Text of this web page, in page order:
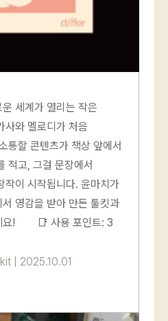
세계가 열리는 작은
사와 멜로디가 처음
통할 콘텐츠가 책상 앞에서
적고, 그걸 문장에서
작이 시작됩니다. 윤마치가
영감을 받아 만든 툴킷과
요! 📑 사용 포인트: 3
2025.10.01
비밀번호 찾기